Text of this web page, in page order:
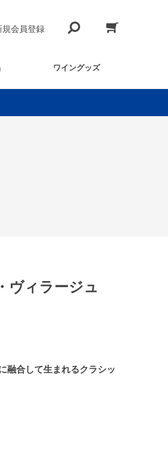
規会員登録
ワイングッズ
融合して生まれるクラシッ
ヴィラージュ